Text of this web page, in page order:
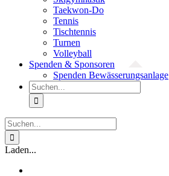
Taekwon-Do
Tennis
Tischtennis
Turnen
Volleyball
Spenden & Sponsoren
Spenden Bewässerungsanlage
Suche
nach:
Suche
nach:
Laden...